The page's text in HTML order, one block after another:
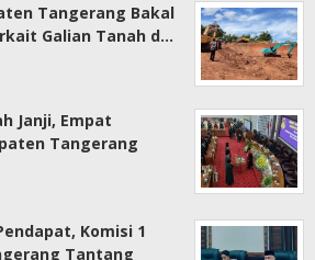
Tangerang Bakal
Galian Tanah d…
Janji, Empat
Tangerang
Komisi 1
Tantang